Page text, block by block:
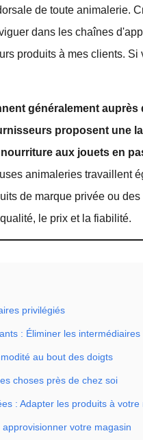
de toute animalerie.
dans les chaînes
produits à mes clients.
généralement
proposent une
aux jouets en
animaleries travaillent
de marque privée ou
le prix et la fiabilité.
privilégiés
: Éliminer les intermédiaires
au bout des doigts
choses près de chez soi
: Adapter les produits à votre
votre magasin